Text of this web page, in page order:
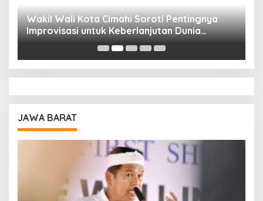
Wakil Wali Kota Cimahi Soroti Pentingnya
Improvisasi untuk Keberlanjutan Dunia
Pendidikan
JAWA BARAT